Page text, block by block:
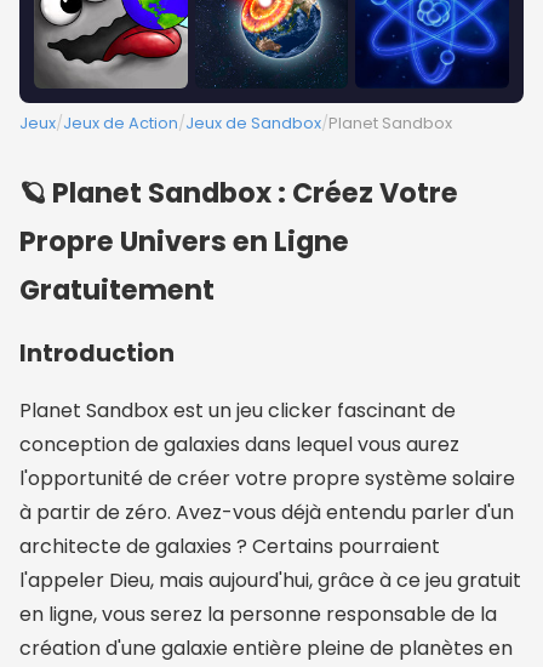
Jeux/Jeux de Action/Jeux de Sandbox/Planet Sandbox
🪐 Planet Sandbox : Créez Votre
Propre Univers en Ligne
Gratuitement
Introduction
Planet Sandbox est un jeu clicker fascinant de
conception de galaxies dans lequel vous aurez
l'opportunité de créer votre propre système solaire
à partir de zéro. Avez-vous déjà entendu parler d'un
architecte de galaxies ? Certains pourraient
l'appeler Dieu, mais aujourd'hui, grâce à ce jeu gratuit
en ligne, vous serez la personne responsable de la
création d'une galaxie entière pleine de planètes en